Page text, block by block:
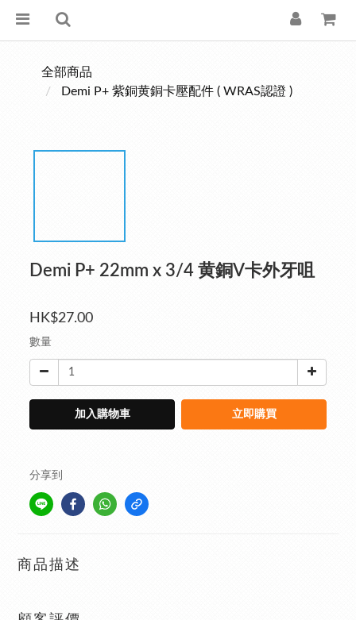
全部商品
Demi P+ 紫銅黄銅卡壓配件 ( WRAS認證 )
Demi P+ 22mm x 3/4 黄銅V卡外牙咀
HK$27.00
數量
加入購物車 立即購買
分享到
商品描述